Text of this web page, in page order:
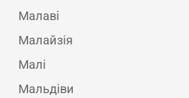
Малаві
Малайзія
Малі
Мальдіви